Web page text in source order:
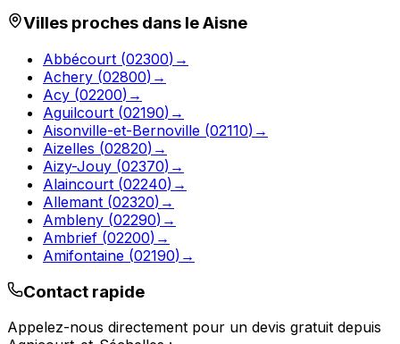
Villes proches dans leAisne
Abbécourt (02300) →
Achery (02800) →
Acy (02200) →
Aguilcourt (02190) →
Aisonville-et-Bernoville (02110) →
Aizelles (02820) →
Aizy-Jouy (02370) →
Alaincourt (02240) →
Allemant (02320) →
Ambleny (02290) →
Ambrief (02200) →
Amifontaine (02190) →
Contact rapide
Appelez-nous directement pour un devis gratuit depuis